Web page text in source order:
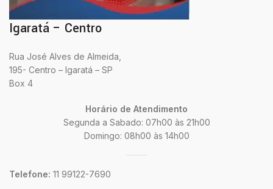
Igaratá – Centro
Rua José Alves de Almeida,
195- Centro – Igaratá – SP
Box 4
Horário de Atendimento
Segunda a Sabado: 07h00 às 21h00
Domingo: 08h00 às 14h00
Telefone: 11 99122-7690